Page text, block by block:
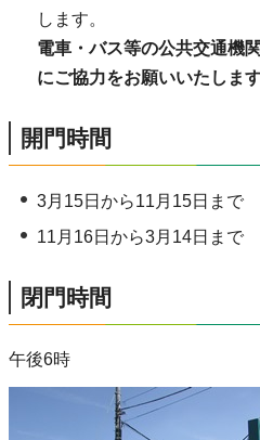
します。
電車・バス等の公共交通機
にご協力をお願いいたします
開門時間
3月15日から11月15日まで
11月16日から3月14日まで
閉門時間
午後6時